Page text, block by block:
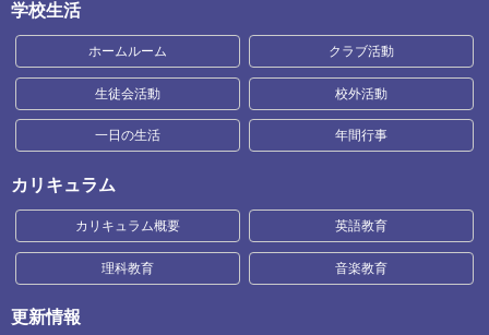
学校生活
ホームルーム クラブ活動
生徒会活動 校外活動
一日の生活 年間行事
カリキュラム
カリキュラム概要 英語教育
理科教育 音楽教育
更新情報